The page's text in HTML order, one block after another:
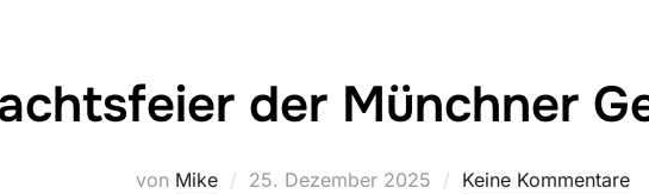
der Münchner
von Mike
Veröffentlicht
25. Dezember 2025 Keine Kommentare